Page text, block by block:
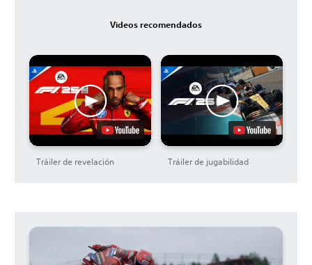
Videos recomendados
Tráiler de revelación Tráiler de jugabilidad